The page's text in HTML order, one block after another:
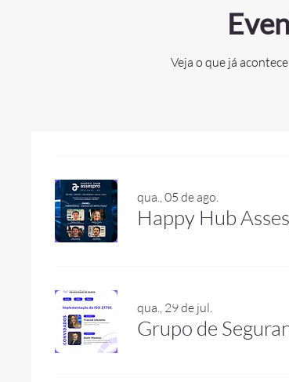
Veja o que já
qua., 05 de ago.
Happy Hub
qua., 29 de jul.
Grupo de